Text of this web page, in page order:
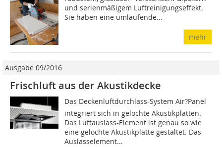
und serienmäßigem Luftreinigungseffekt.
Sie haben eine umlaufende...
mehr
Ausgabe 09/2016
Frischluft aus der Akustikdecke
Das Deckenluftdurchlass-System Air?Panel
integriert sich in gelochte Akustikplatten.
Das Luftauslass-Ele­ment ist genau so wie
eine gelochte Akus­tikplatte gestaltet. Das
Aus­lass­ele­ment...